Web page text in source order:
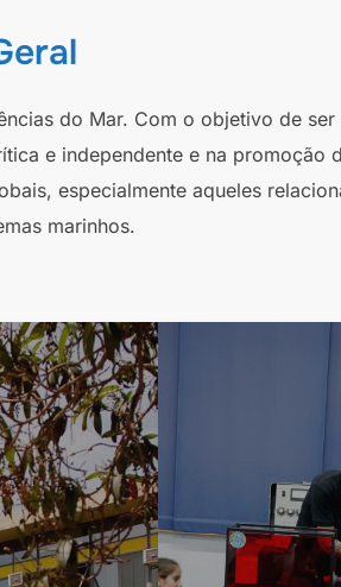
do Mar. Com o objetivo de
e independente e na promoção
especialmente aqueles
marinhos.